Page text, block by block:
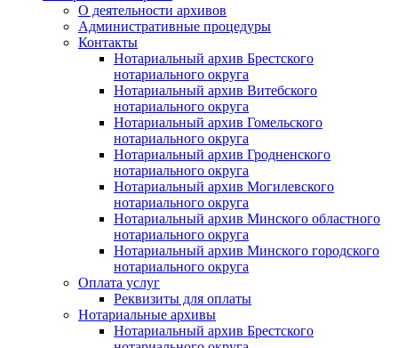
О деятельности архивов
Административные процедуры
Контакты
Нотариальный архив Брестского
нотариального округа
Нотариальный архив Витебского
нотариального округа
Нотариальный архив Гомельского
нотариального округа
Нотариальный архив Гродненского
нотариального округа
Нотариальный архив Могилевского
нотариального округа
Нотариальный архив Минского областного
нотариального округа
Нотариальный архив Минского городского
нотариального округа
Оплата услуг
Реквизиты для оплаты
Нотариальные архивы
Нотариальный архив Брестского